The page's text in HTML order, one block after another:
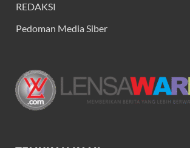
REDAKSI
Pedoman Media Siber